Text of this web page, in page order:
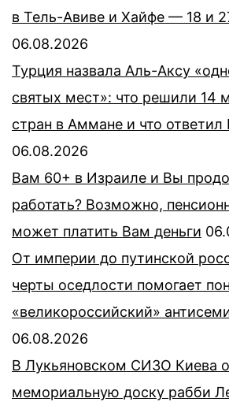
в Тель-Авиве и Хайфе — 18 и
06.08.2026
Турция назвала Аль-Аксу
святых мест»: что решили 14
стран в Аммане и что ответил
06.08.2026
Вам 60+ в Израиле и Вы
работать? Возможно,
может платить Вам деньги
От империи до путинской
черты оседлости помогает
«великороссийский»
06.08.2026
В Лукьяновском СИЗО Киева
мемориальную доску рабби